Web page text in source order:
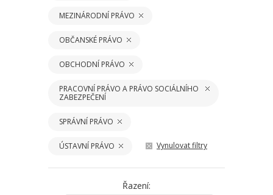
MEZINÁRODNÍ PRÁVO
OBČANSKÉ PRÁVO
OBCHODNÍ PRÁVO
PRACOVNÍ PRÁVO A PRÁVO SOCIÁLNÍHO
ZABEZPEČENÍ
SPRÁVNÍ PRÁVO
ÚSTAVNÍ PRÁVO Vynulovat filtry
Řazení: